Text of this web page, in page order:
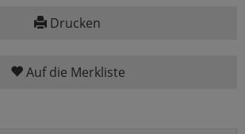
Drucken
Auf die Merkliste